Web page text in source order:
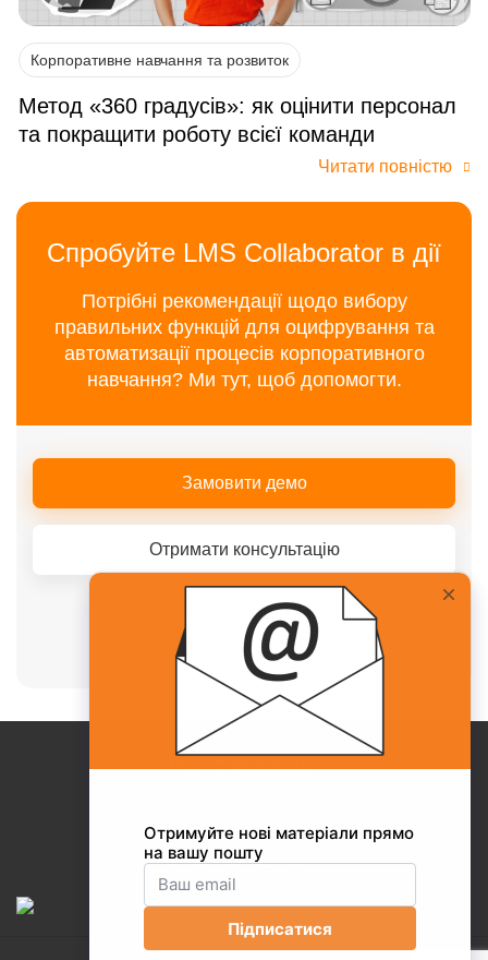
Корпоративне навчання та розвиток
Метод «360 градусів»: як оцінити персонал
та покращити роботу всієї команди
Читати повністю
Спробуйте LMS Collaborator в дії
Потрібні рекомендації щодо вибору
правильних функцій для оцифрування та
автоматизації процесів корпоративного
навчання? Ми тут, щоб допомогти.
Замовити демо
Отримати консультацію
Або телефонуйте нашому менеджеру
+38(067)217-0440
Про Collaborator